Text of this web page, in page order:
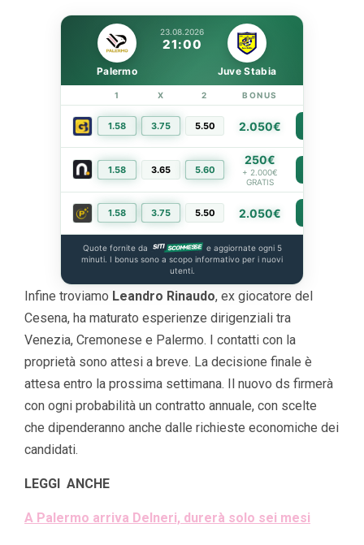
23.08.2026
21:00
Palermo Juve Stabia
1 X 2 BONUS
1.58 3.75 5.50 2.050€
1.58 3.65 5.60
250€
+ 2.000€
GRATIS
1.58 3.75 5.50 2.050€
Quote fornite da
e aggiornate ogni 5
minuti. I bonus sono a scopo informativo per i nuovi
utenti.
Infine troviamo Leandro Rinaudo, ex giocatore del
Cesena, ha maturato esperienze dirigenziali tra
Venezia, Cremonese e Palermo. I contatti con la
proprietà sono attesi a breve. La decisione finale è
attesa entro la prossima settimana. Il nuovo ds firmerà
con ogni probabilità un contratto annuale, con scelte
che dipenderanno anche dalle richieste economiche dei
candidati.
LEGGI ANCHE
A Palermo arriva Delneri, durerà solo sei mesi